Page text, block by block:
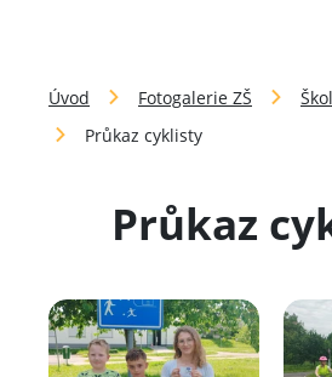
Úvod Fotogalerie ZŠ
Průkaz cyklisty
Průkaz